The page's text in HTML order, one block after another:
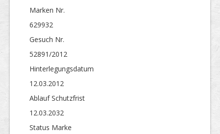
Marken Nr.
629932
Gesuch Nr.
52891/2012
Hinterlegungs­datum
12.03.2012
Ablauf Schutzfrist
12.03.2032
Status Marke